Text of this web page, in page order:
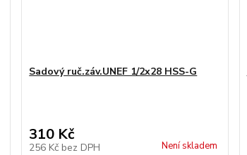
Sadový ruč.záv.UNEF 1/2x28 HSS-G
310 Kč
256 Kč bez DPH Není skladem